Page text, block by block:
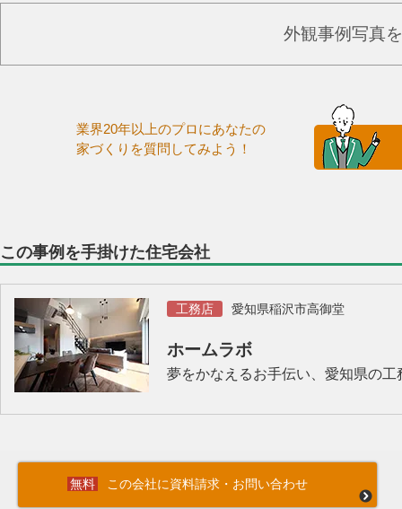
外観事例写真
業界20年以上のプロにあなたの
家づくりを質問してみよう！
この事例を手掛けた住宅会社
工務店 愛知県稲沢市高御堂
ホームラボ
夢をかなえるお手伝い、愛知県の工
この会社に資料請求・お問い合わせ